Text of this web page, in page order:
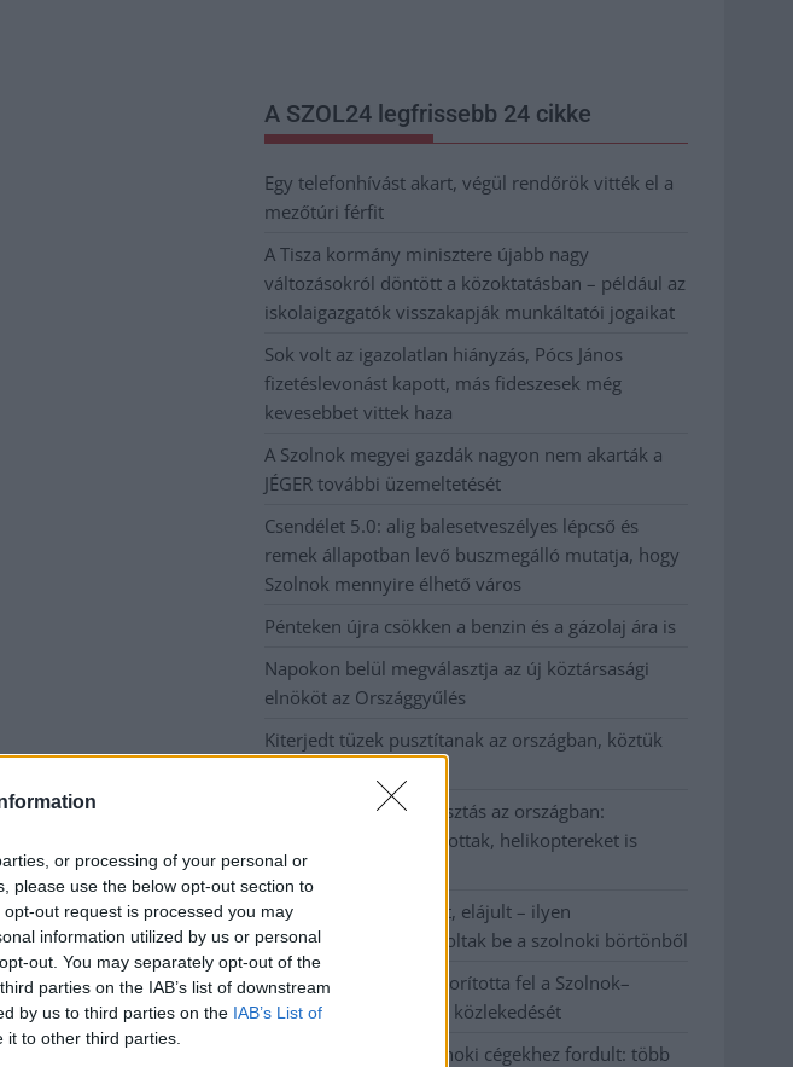
or processing of your personal or
please use the below opt-out section to
out request is processed you may
information utilized by us or personal
out. You may separately opt-out of the
parties on the IAB’s list of downstream
by us to third parties on the IAB’s List of
to other third parties.
A SZOL24 legfrissebb 24 cikke
Egy telefonhívást akart, végül rendőrök vitték el a
mezőtúri férfit
A Tisza kormány minisztere újabb nagy
változásokról döntött a közoktatásban – például az
iskolaigazgatók visszakapják munkáltatói jogaikat
Sok volt az igazolatlan hiányzás, Pócs János
fizetéslevonást kapott, más fideszesek még
kevesebbet vittek haza
A Szolnok megyei gazdák nagyon nem akarták a
JÉGER további üzemeltetését
Csendélet 5.0: alig balesetveszélyes lépcső és
remek állapotban levő buszmegálló mutatja, hogy
Szolnok mennyire élhető város
Pénteken újra csökken a benzin és a gázolaj ára is
Napokon belül megválasztja az új köztársasági
elnököt az Országgyűlés
Kiterjedt tüzek pusztítanak az országban, köztük
Harmadfokú hőségriasztás az országban:
Szolnokon klímát javítottak, helikoptereket is
bevetettek a tüzeknél
A zárkában rosszul lett, elájult – ilyen
körülményekről számoltak be a szolnoki börtönből
Váratlan fennakadás borította fel a Szolnok–
Kecskemét vasútvonal közlekedését
A polgármester a szolnoki cégekhez fordult: több